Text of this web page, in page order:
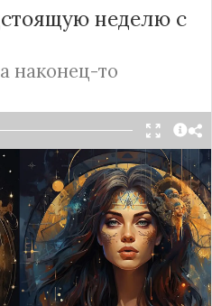
неделю с
наконец-то
много
своих талантов.
идей и не бойтесь
Ваше упорство и
вам добиться